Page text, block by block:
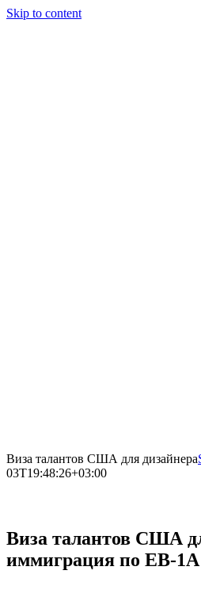
Skip to content
Виза талантов США для дизайнера
03T19:48:26+03:00
Виза талантов США
иммиграция по EB-1A